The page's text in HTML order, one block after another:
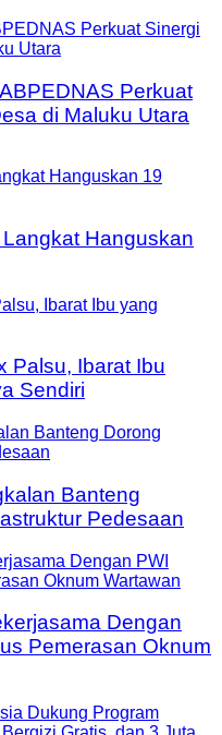
Perkuat
di Maluku Utara
Hanguskan
Palsu, Ibarat Ibu
Sendiri
Banteng
Pedesaan
Dengan
Pemerasan Oknum